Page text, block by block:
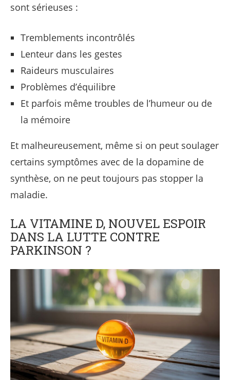
sont sérieuses :
Tremblements incontrôlés
Lenteur dans les gestes
Raideurs musculaires
Problèmes d’équilibre
Et parfois même troubles de l’humeur ou de
la mémoire
Et malheureusement, même si on peut soulager
certains symptômes avec de la dopamine de
synthèse, on ne peut toujours pas stopper la
maladie.
LA VITAMINE D, NOUVEL ESPOIR
DANS LA LUTTE CONTRE
PARKINSON ?